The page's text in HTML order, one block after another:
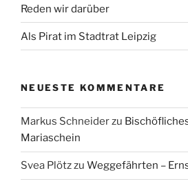
Reden wir darüber
Als Pirat im Stadtrat Leipzig
NEUESTE KOMMENTARE
Markus Schneiderzu
Mariaschein
Svea Plötzzu Weggefährten –